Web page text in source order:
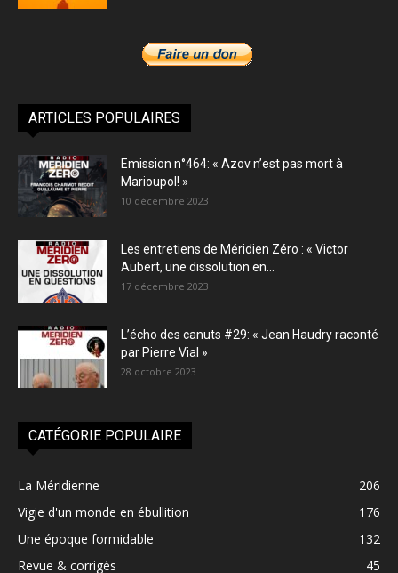
ARTICLES POPULAIRES
Emission n°464: « Azov n’est pas mort à
Marioupol! »
10 décembre 2023
Les entretiens de Méridien Zéro : « Victor
Aubert, une dissolution en...
17 décembre 2023
L’écho des canuts #29: « Jean Haudry raconté
par Pierre Vial »
28 octobre 2023
CATÉGORIE POPULAIRE
La Méridienne
206
Vigie d'un monde en ébullition
176
Une époque formidable
132
Revue & corrigés
45